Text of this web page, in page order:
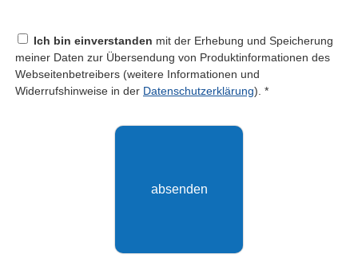
Ich bin einverstanden mit der Erhebung und Speicherung
meiner Daten zur Übersendung von Produktinformationen des
Webseitenbetreibers (weitere Informationen und
Widerrufshinweise in der Datenschutzerklärung). *
absenden